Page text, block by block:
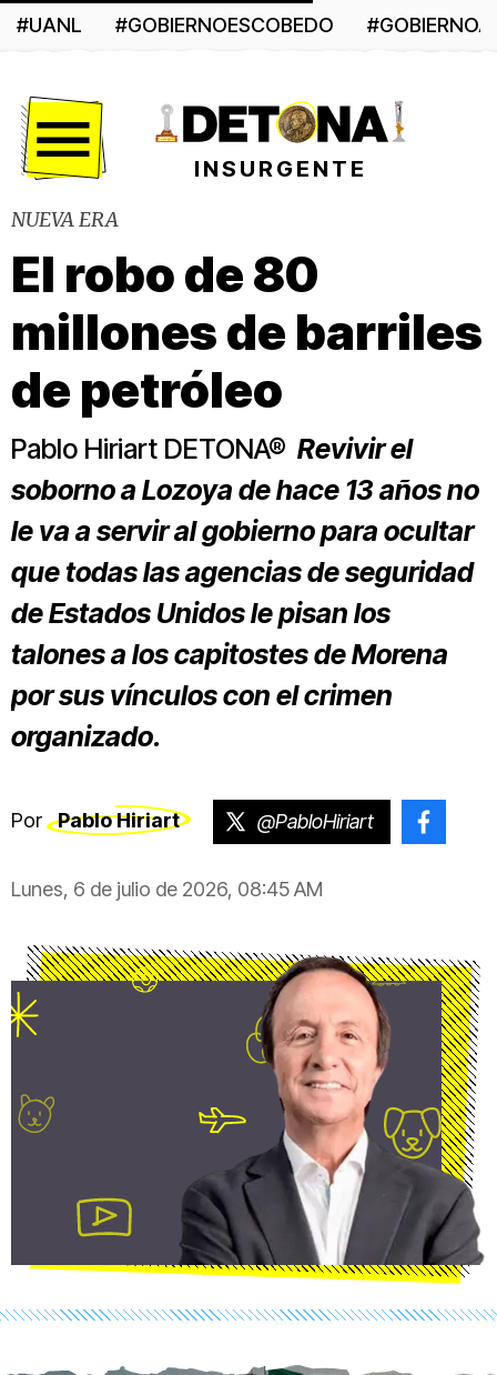
#UANL #GOBIERNOESCOBEDO
INSURGENTE
NUEVA ERA
El robo de 80
millones de barriles
de petróleo
Pablo Hiriart DETONA® Revivir el
soborno a Lozoya de hace 13 años no
le va a servir al gobierno para ocultar
que todas las agencias de seguridad
de Estados Unidos le pisan los
talones a los capitostes de Morena
por sus vínculos con el crimen
organizado.
Por Pablo Hiriart @PabloHiriart
Lunes, 6 de julio de 2026, 08:45 AM